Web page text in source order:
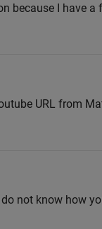
because I have
URL from
not know how